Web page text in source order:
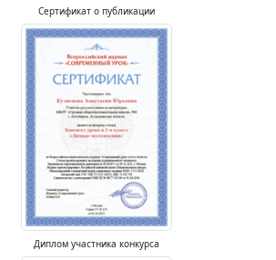
Сертификат о публикации
Диплом участника конкурса